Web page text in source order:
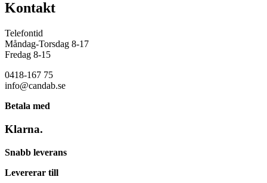
Kontakt
Telefontid
Måndag-Torsdag 8-17
Fredag 8-15
0418-167 75
info@candab.se
Betala med
Klarna.
Snabb leverans
Levererar till